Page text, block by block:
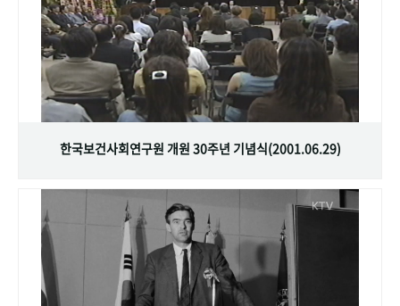
한국보건사회연구원 개원 30주년 기념식(2001.06.29)